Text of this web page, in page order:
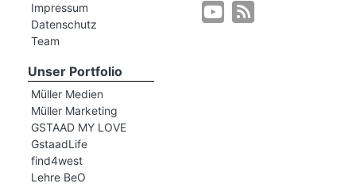
Impressum
Datenschutz
Team
Unser Portfolio
Müller Medien
Müller Marketing
GSTAAD MY LOVE
GstaadLife
find4west
Lehre BeO